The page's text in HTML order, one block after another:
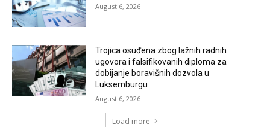
August 6, 2026
Trojica osuđena zbog lažnih radnih
ugovora i falsifikovanih diploma za
dobijanje boravišnih dozvola u
Luksemburgu
August 6, 2026
Load more